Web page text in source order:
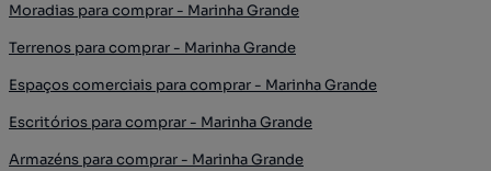
Moradias para comprar - Marinha Grande
Terrenos para comprar - Marinha Grande
Espaços comerciais para comprar - Marinha Grande
Escritórios para comprar - Marinha Grande
Armazéns para comprar - Marinha Grande